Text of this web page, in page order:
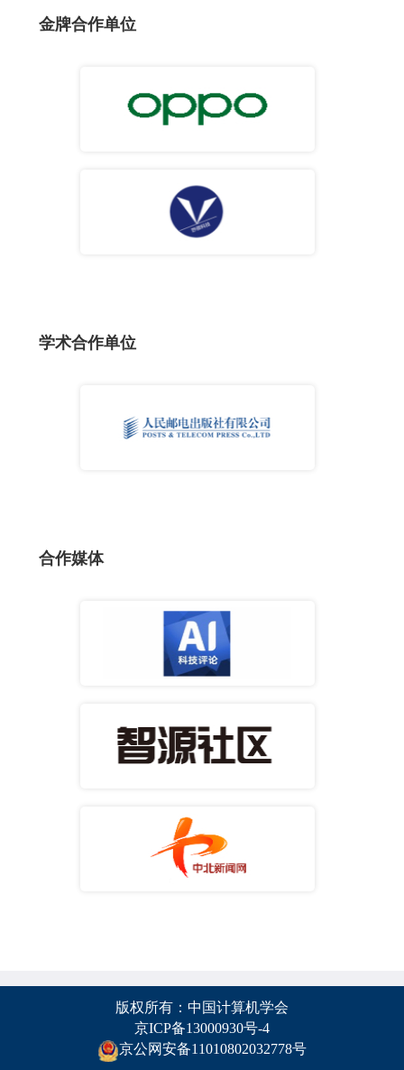
金牌合作单位
学术合作单位
合作媒体
版权所有：中国计算机学会
京ICP备13000930号-4
京公网安备11010802032778号